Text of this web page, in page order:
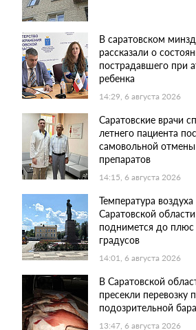
В саратовском
рассказали о
пострадавшего при
ребенка
14:29, 6 августа 2026
Саратовские врачи
летнего пациента
самовольной отмены
препаратов
14:15, 6 августа 2026
Температура воздуха
Саратовской области
поднимется до
градусов
14:01, 6 августа 2026
В Саратовской
пресекли перевозку
подозрительной
13:47, 6 августа 2026